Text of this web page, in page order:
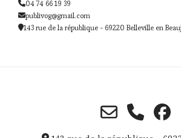
04 74 66 19 39
publivog@gmail.com
143 rue de la république - 69220 Belleville en